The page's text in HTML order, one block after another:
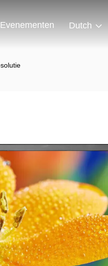
Evenementen Dutch